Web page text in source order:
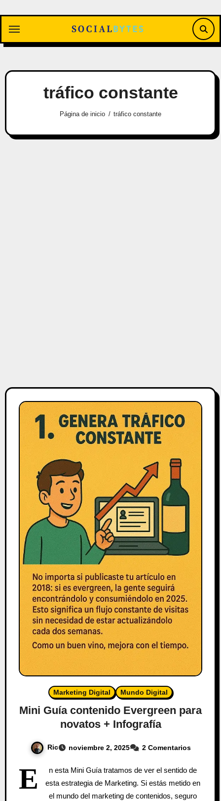
contenido
tráfico constante
Página de inicio tráfico constante
Marketing Digital Mundo Digital
Mini Guía contenido Evergreen para
novatos + Infografía
Ric noviembre 2, 2025 2 Comentarios
E
n esta Mini Guía tratamos de ver el sentido de
esta estrategia de Marketing. Si estás metido en
el mundo del marketing de contenidos, seguro